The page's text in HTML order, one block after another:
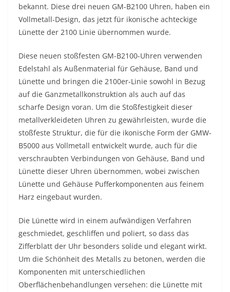
bekannt. Diese drei neuen GM-B2100 Uhren, haben ein
Vollmetall-Design, das jetzt für ikonische achteckige
Lünette der 2100 Linie übernommen wurde.
Diese neuen stoßfesten GM-B2100-Uhren verwenden
Edelstahl als Außenmaterial für Gehäuse, Band und
Lünette und bringen die 2100er-Linie sowohl in Bezug
auf die Ganzmetallkonstruktion als auch auf das
scharfe Design voran. Um die Stoßfestigkeit dieser
metallverkleideten Uhren zu gewährleisten, wurde die
stoßfeste Struktur, die für die ikonische Form der GMW-
B5000 aus Vollmetall entwickelt wurde, auch für die
verschraubten Verbindungen von Gehäuse, Band und
Lünette dieser Uhren übernommen, wobei zwischen
Lünette und Gehäuse Pufferkomponenten aus feinem
Harz eingebaut wurden.
Die Lünette wird in einem aufwändigen Verfahren
geschmiedet, geschliffen und poliert, so dass das
Zifferblatt der Uhr besonders solide und elegant wirkt.
Um die Schönheit des Metalls zu betonen, werden die
Komponenten mit unterschiedlichen
Oberflächenbehandlungen versehen: die Lünette mit